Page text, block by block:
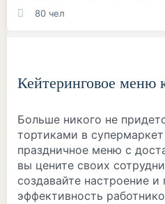
80 чел
Кейтеринговое меню
Больше никого не
тортиками в
праздничное меню с
вы цените своих
создавайте настроение
эффективность